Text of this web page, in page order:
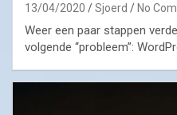
13/04/2020 Sjoerd No
Weer een paar stappen
volgende “probleem”: